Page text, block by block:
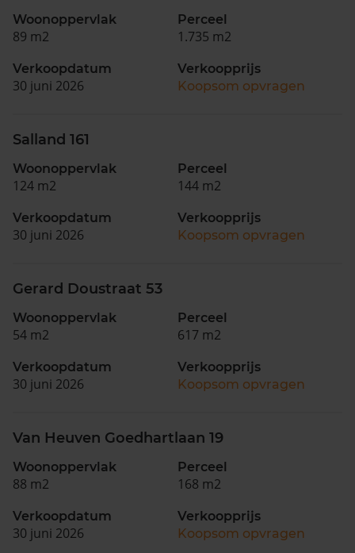
Woonoppervlak
89 m2
Perceel
1.735 m2
Verkoopdatum
30 juni 2026
Verkoopprijs
Koopsom opvragen
Salland 161
Woonoppervlak
124 m2
Perceel
144 m2
Verkoopdatum
30 juni 2026
Verkoopprijs
Koopsom opvragen
Gerard Doustraat 53
Woonoppervlak
54 m2
Perceel
617 m2
Verkoopdatum
30 juni 2026
Verkoopprijs
Koopsom opvragen
Van Heuven Goedhartlaan 19
Woonoppervlak
88 m2
Perceel
168 m2
Verkoopdatum
30 juni 2026
Verkoopprijs
Koopsom opvragen